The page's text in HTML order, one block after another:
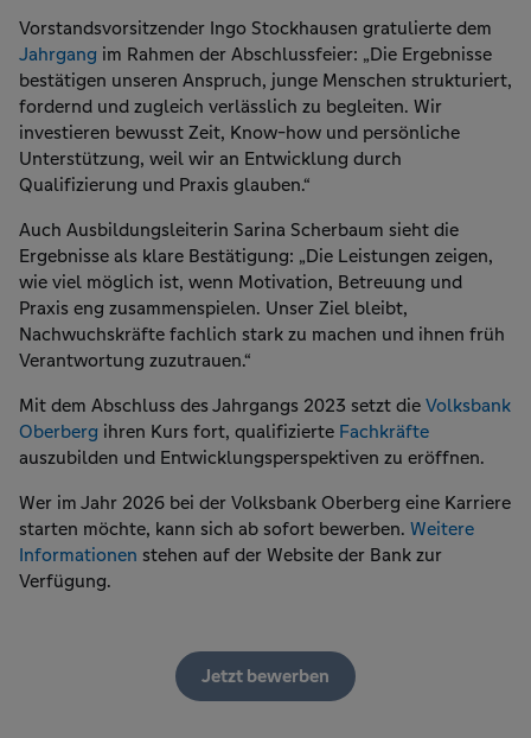
Vorstandsvorsitzender Ingo Stockhausen gratulierte dem
Jahrgang im Rahmen der Abschlussfeier: „Die Ergebnisse
bestätigen unseren Anspruch, junge Menschen strukturiert,
fordernd und zugleich verlässlich zu begleiten. Wir
investieren bewusst Zeit, Know-how und persönliche
Unterstützung, weil wir an Entwicklung durch
Qualifizierung und Praxis glauben.“
Auch Ausbildungsleiterin Sarina Scherbaum sieht die
Ergebnisse als klare Bestätigung: „Die Leistungen zeigen,
wie viel möglich ist, wenn Motivation, Betreuung und
Praxis eng zusammenspielen. Unser Ziel bleibt,
Nachwuchskräfte fachlich stark zu machen und ihnen früh
Verantwortung zuzutrauen.“
Mit dem Abschluss des Jahrgangs 2023 setzt die Volksbank
Oberberg ihren Kurs fort, qualifizierte Fachkräfte
auszubilden und Entwicklungsperspektiven zu eröffnen.
Wer im Jahr 2026 bei der Volksbank Oberberg eine Karriere
starten möchte, kann sich ab sofort bewerben. Weitere
Informationen stehen auf der Website der Bank zur
Verfügung.
Jetzt bewerben